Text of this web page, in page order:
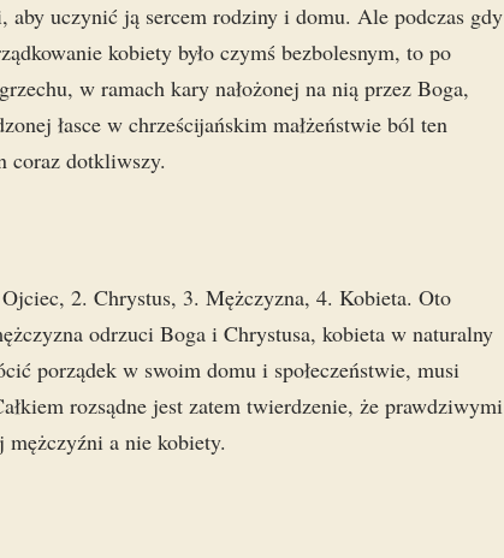
aby uczynić ją sercem rodziny i domu. Ale podczas gdy
kobiety było czymś bezbolesnym, to po
w ramach kary nałożonej na nią przez Boga,
łasce w chrześcijańskim małżeństwie ból ten
coraz dotkliwszy.
2. Chrystus, 3. Mężczyzna, 4. Kobieta. Oto
odrzuci Boga i Chrystusa, kobieta w naturalny
porządek w swoim domu i społeczeństwie, musi
rozsądne jest zatem twierdzenie, że prawdziwymi
mężczyźni a nie kobiety.